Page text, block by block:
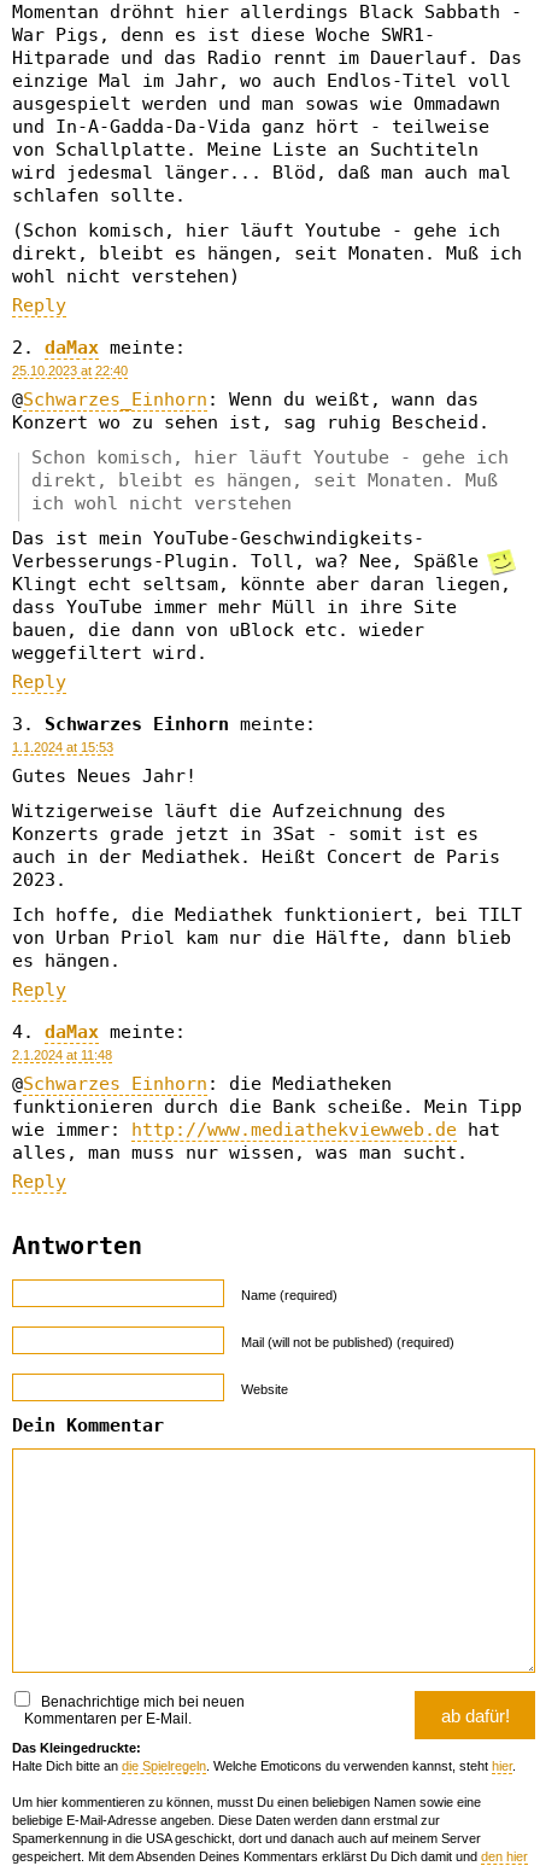
Momentan dröhnt hier allerdings Black Sabbath -
War Pigs, denn es ist diese Woche SWR1-
Hitparade und das Radio rennt im Dauerlauf. Das
einzige Mal im Jahr, wo auch Endlos-Titel voll
ausgespielt werden und man sowas wie Ommadawn
und In-A-Gadda-Da-Vida ganz hört - teilweise
von Schallplatte. Meine Liste an Suchtiteln
wird jedesmal länger... Blöd, daß man auch mal
schlafen sollte.
(Schon komisch, hier läuft Youtube - gehe ich
direkt, bleibt es hängen, seit Monaten. Muß ich
wohl nicht verstehen)
Reply
daMax meinte:
25.10.2023 at 22:40
@Schwarzes_Einhorn : Wenn du weißt, wann das
Konzert wo zu sehen ist, sag ruhig Bescheid.
Schon komisch, hier läuft Youtube - gehe ich
direkt, bleibt es hängen, seit Monaten. Muß
ich wohl nicht verstehen
Das ist mein YouTube-Geschwindigkeits-
Verbesserungs-Plugin. Toll, wa? Nee, Späßle
Klingt echt seltsam, könnte aber daran liegen,
dass YouTube immer mehr Müll in ihre Site
bauen, die dann von uBlock etc. wieder
weggefiltert wird.
Reply
Schwarzes Einhorn meinte:
1.1.2024 at 15:53
Gutes Neues Jahr!
Witzigerweise läuft die Aufzeichnung des
Konzerts grade jetzt in 3Sat - somit ist es
auch in der Mediathek. Heißt Concert de Paris
2023.
Ich hoffe, die Mediathek funktioniert, bei TILT
von Urban Priol kam nur die Hälfte, dann blieb
es hängen.
Reply
daMax meinte:
2.1.2024 at 11:48
@Schwarzes Einhorn : die Mediatheken
funktionieren durch die Bank scheiße. Mein Tipp
wie immer: http://www.mediathekviewweb.de hat
alles, man muss nur wissen, was man sucht.
Reply
Antworten
Name (required)
Mail (will not be published) (required)
Website
Dein Kommentar
Benachrichtige mich bei neuen
Kommentaren per E-Mail.
Das Kleingedruckte:
Halte Dich bitte an die Spielregeln . Welche Emoticons du verwenden kannst, steht hier.
Um hier kommentieren zu können, musst Du einen beliebigen Namen sowie eine
beliebige E-Mail-Adresse angeben. Diese Daten werden dann erstmal zur
Spamerkennung in die USA geschickt, dort und danach auch auf meinem Server
gespeichert. Mit dem Absenden Deines Kommentars erklärst Du Dich damit und den hier